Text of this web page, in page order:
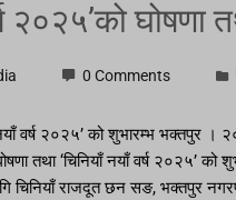
घोषणा
0 Comments
वर्ष २०२५’ को शुभारम्भ भक्तपुर
तथा ‘चिनियाँ नयाँ वर्ष २०२५’
चिनियाँ राजदूत छन सङ, भक्तपुर